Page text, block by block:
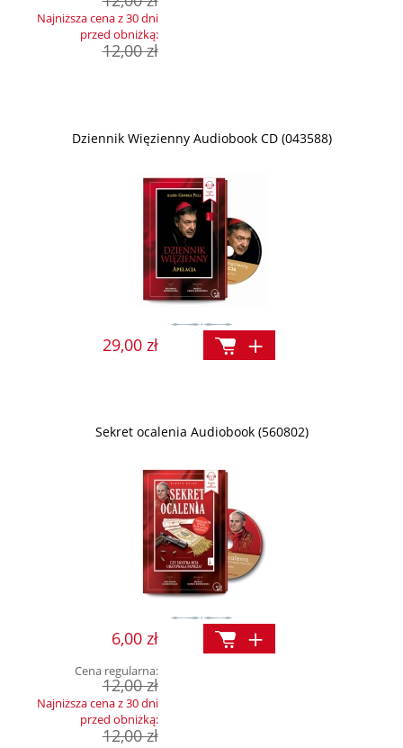
Najniższa cena z 30 dni
przed obniżką:
12,00 zł
Dziennik Więzienny Audiobook CD (043588)
29,00 zł
Sekret ocalenia Audiobook (560802)
6,00 zł
Cena regularna:
12,00 zł
Najniższa cena z 30 dni
przed obniżką:
12,00 zł